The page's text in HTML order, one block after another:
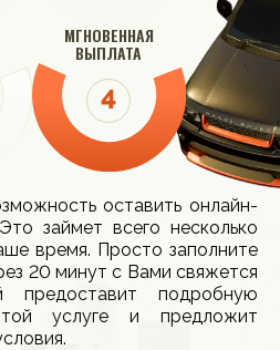
МГНОВЕННАЯ
ВЫПЛАТА
оставить онлайн-
займет всего несколько
время. Просто заполните
20 минут с Вами свяжется
предоставит подробную
услуге и предложит